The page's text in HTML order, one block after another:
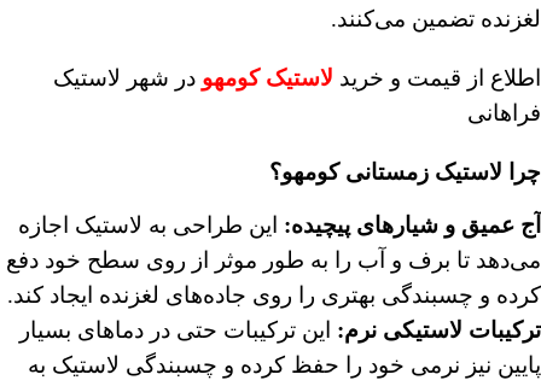
لغزنده تضمین می‌کنند.
اطلاع از قیمت و خرید لاستیک کومهو در شهر لاستیک
فراهانی
چرا لاستیک زمستانی کومهو؟
آج عمیق و شیارهای پیچیده: این طراحی به لاستیک اجازه
می‌دهد تا برف و آب را به طور موثر از روی سطح خود دفع
کرده و چسبندگی بهتری را روی جاده‌های لغزنده ایجاد کند.
ترکیبات لاستیکی نرم: این ترکیبات حتی در دماهای بسیار
پایین نیز نرمی خود را حفظ کرده و چسبندگی لاستیک به